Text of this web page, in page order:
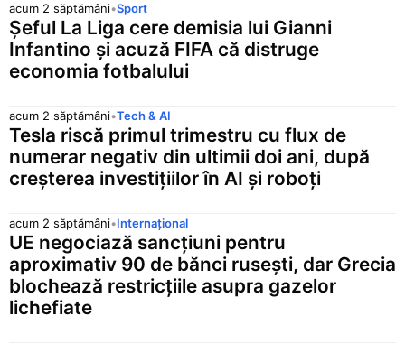
acum 2 săptămâni•Sport
Șeful La Liga cere demisia lui Gianni
Infantino și acuză FIFA că distruge
economia fotbalului
acum 2 săptămâni•Tech & AI
Tesla riscă primul trimestru cu flux de
numerar negativ din ultimii doi ani, după
creșterea investițiilor în AI și roboți
acum 2 săptămâni•Internațional
UE negociază sancțiuni pentru
aproximativ 90 de bănci rusești, dar Grecia
blochează restricțiile asupra gazelor
lichefiate